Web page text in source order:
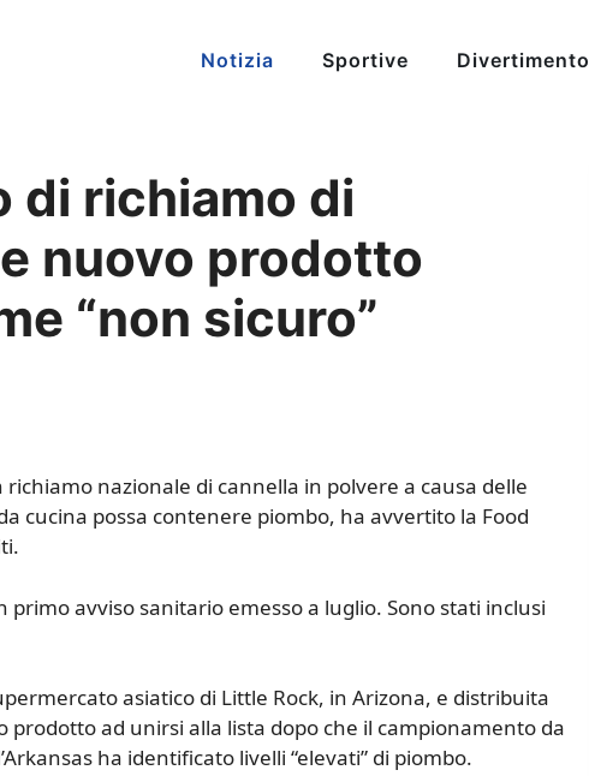
Notizia Sportive Divertimento
di richiamo di
nuovo prodotto
“non sicuro”
nazionale di cannella in polvere a causa delle
cucina possa contenere piombo, ha avvertito la Food
primo avviso sanitario emesso a luglio. Sono stati inclusi
asiatico di Little Rock, in Arizona, e distribuita
prodotto ad unirsi alla lista dopo che il campionamento da
ha identificato livelli “elevati” di piombo.